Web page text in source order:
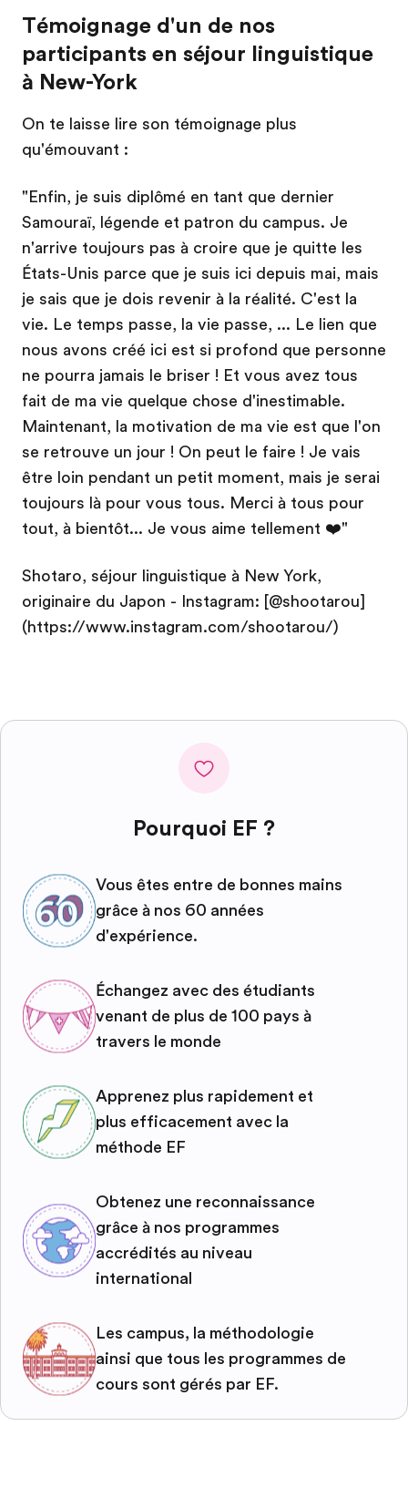
Témoignage d'un de nos
participants en séjour linguistique
à New-York
On te laisse lire son témoignage plus
qu'émouvant :
"Enfin, je suis diplômé en tant que dernier
Samouraï, légende et patron du campus. Je
n'arrive toujours pas à croire que je quitte les
États-Unis parce que je suis ici depuis mai, mais
je sais que je dois revenir à la réalité. C'est la
vie. Le temps passe, la vie passe, ... Le lien que
nous avons créé ici est si profond que personne
ne pourra jamais le briser ! Et vous avez tous
fait de ma vie quelque chose d'inestimable.
Maintenant, la motivation de ma vie est que l'on
se retrouve un jour ! On peut le faire ! Je vais
être loin pendant un petit moment, mais je serai
toujours là pour vous tous. Merci à tous pour
tout, à bientôt... Je vous aime tellement ❤️"
Shotaro, séjour linguistique à New York,
originaire du Japon - Instagram: [@shootarou]
(https://www.instagram.com/shootarou/)
Pourquoi EF ?
Vous êtes entre de bonnes mains
grâce à nos 60 années
d'expérience.
Échangez avec des étudiants
venant de plus de 100 pays à
travers le monde
Apprenez plus rapidement et
plus efficacement avec la
méthode EF
Obtenez une reconnaissance
grâce à nos programmes
accrédités au niveau
international
Les campus, la méthodologie
ainsi que tous les programmes de
cours sont gérés par EF.